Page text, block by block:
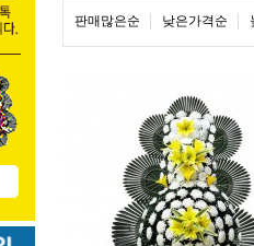
판매많은순 낮은가격순